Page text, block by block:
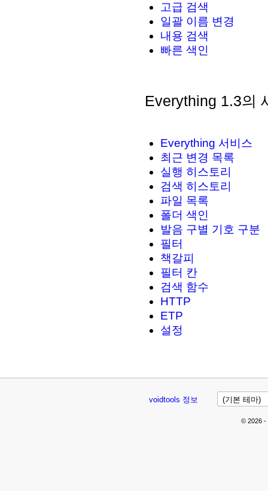
고급 검색
일괄 이름 변경
내용 검색
빠른 색인
Everything 1.3의
Everything 서비스
최근 변경 목록
실행 히스토리
검색 히스토리
파일 목록
폴더 색인
발음 구별 기호 구분
필터
책갈피
필터 칸
검색 함수
HTTP
ETP
설정
voidtools 정보
© 2026 -